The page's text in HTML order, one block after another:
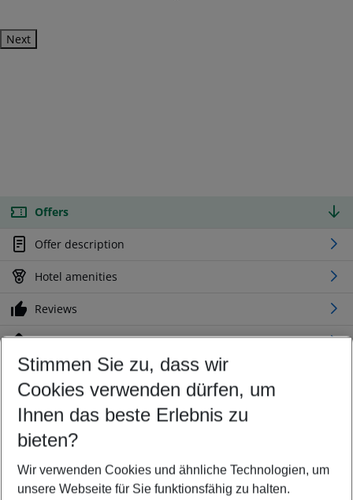
Next
Offers
Offer description
Hotel amenities
Reviews
Location
Customize your offer
Find the perfect deal which suits your best
Your departure airport
Any airport
Select your date range
09/08/26–07/08/27 5-8 nights
Stimmen Sie zu, dass wir
Cookies verwenden dürfen, um
Ihnen das beste Erlebnis zu
bieten?
Wir verwenden Cookies und ähnliche Technologien, um
unsere Webseite für Sie funktionsfähig zu halten.